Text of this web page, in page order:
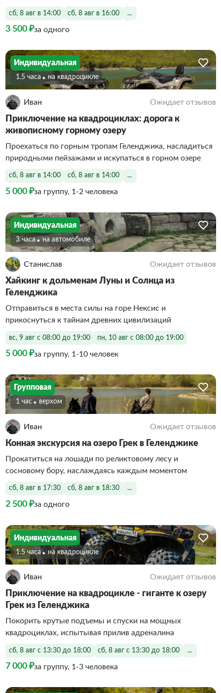
сб, 8 авг в 14:00 сб, 8 авг в 16:00 ...
3 500 ₽за одного
Индивидуальная
1.5 часа На квадроцикле
Иван Ожидает отзывов
Приключение на квадроциклах: дорога к
живописному горному озеру
Проехаться по горным тропам Геленджика, насладиться
природными пейзажами и искупаться в горном озере
сб, 8 авг в 14:00 сб, 8 авг в 14:00 ...
5 000 ₽за группу, 1-2 человека
Индивидуальная
3 часа На автомобиле
Станислав Ожидает отзывов
Хайкинг к дольменам Луны и Солнца из
Геленджика
Отправиться в места силы на горе Нексис и
прикоснуться к тайнам древних цивилизаций
вс, 9 авг с 08:00 до 19:00 пн, 10 авг с 08:00 до 19:00
5 000 ₽за группу, 1-10 человек
Групповая
1 час Верхом
Иван Ожидает отзывов
Конная экскурсия на озеро Грек в Геленджике
Прокатиться на лошади по реликтовому лесу и
сосновому бору, наслаждаясь каждым моментом
сб, 8 авг в 17:30 сб, 8 авг в 18:30 ...
2 500 ₽за одного
Индивидуальная
1.5 часа На квадроцикле
Иван Ожидает отзывов
Приключение на квадроцикле - гиганте к озеру
Грек из Геленджика
Покорить крутые подъемы и спуски на мощных
квадроциклах, испытывая прилив адреналина
сб, 8 авг с 13:30 до 18:00 сб, 8 авг с 13:30 до 18:00 ...
7 000 ₽за группу, 1-3 человека